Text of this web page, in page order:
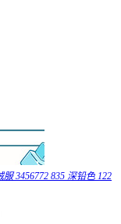
3456772 835 深铅色 122